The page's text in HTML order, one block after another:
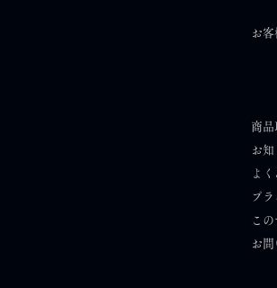
お
商品
お
​
プ
こ
お